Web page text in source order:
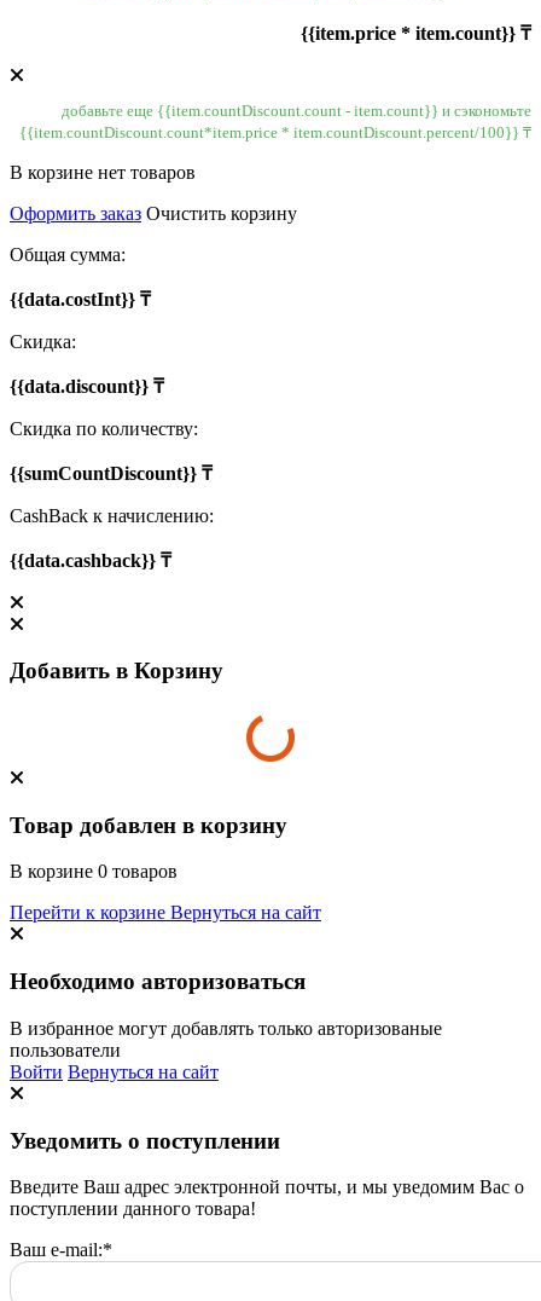
{{item.price * item.count}} ₸
добавьте еще {{item.countDiscount.count - item.count}} и сэкономьте
{{item.countDiscount.count*item.price * item.countDiscount.percent/100}} ₸
В корзине нет товаров
Оформить заказ Очистить корзину
Общая сумма:
{{data.costInt}} ₸
Скидка:
{{data.discount}} ₸
Скидка по количеству:
{{sumCountDiscount}} ₸
CashBack к начислению:
{{data.cashback}} ₸
Добавить в Корзину
Товар добавлен в корзину
В корзине 0 товаров
Перейти к корзине Вернуться на сайт
Необходимо авторизоваться
В избранное могут добавлять только авторизованые
пользователи
Войти Вернуться на сайт
Уведомить о поступлении
Введите Ваш адрес электронной почты, и мы уведомим Вас о
поступлении данного товара!
Ваш e-mail:*